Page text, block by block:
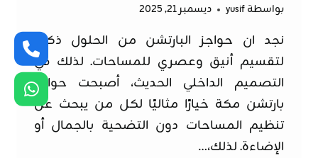
بواسطةyusif ديسمبر 21, 2025
نجد ان حواجز البارتشن من الحلول ذكية
لتقسيم أنيق وعصري للمساحات. لذلك في
التصميم الداخلي الحديث، أصبحت حواجز
بارتشن مكة خيارًا مثاليًا لكل من يبحث عن
تنظيم المساحات دون التضحية بالجمال أو
الإضاءة. لذلك،…